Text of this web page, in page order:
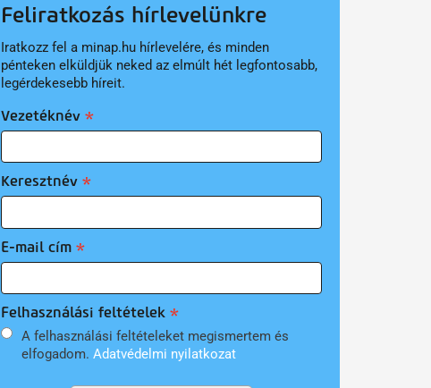
Feliratkozás hírlevelünkre
Iratkozz fel a minap.hu hírlevelére, és minden
pénteken elküldjük neked az elmúlt hét legfontosabb,
legérdekesebb híreit.
Vezetéknév
Keresztnév
E-mail cím
Felhasználási feltételek
A felhasználási feltételeket megismertem és
elfogadom. Adatvédelmi nyilatkozat